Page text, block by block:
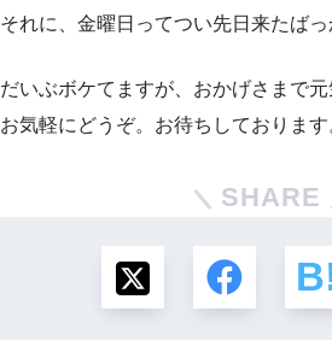
それに、金曜日ってつい先日来たば
だいぶボケてますが、おかげさまで元
お気軽にどうぞ。お待ちしております
SHARE